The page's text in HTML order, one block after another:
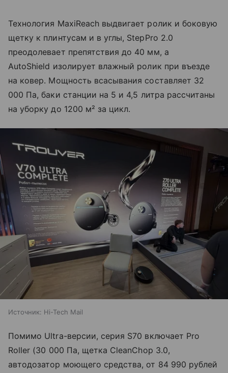
Технология MaxiReach выдвигает ролик и боковую
щетку к плинтусам и в углы, StepPro 2.0
преодолевает препятствия до 40 мм, а
AutoShield изолирует влажный ролик при въезде
на ковер. Мощность всасывания составляет 32
000 Па, баки станции на 5 и 4,5 литра рассчитаны
на уборку до 1200 м² за цикл.
Источник: Hi-Tech Mail
Помимо Ultra-версии, серия S70 включает Pro
Roller (30 000 Па, щетка CleanChop 3.0,
автодозатор моющего средства, от 84 990 рублей